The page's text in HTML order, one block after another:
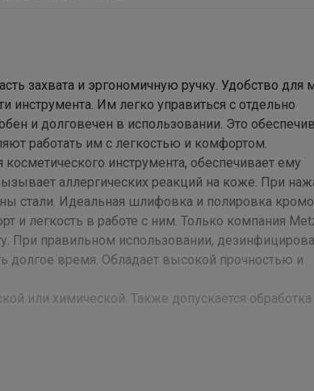
захвата и эргономичную ручку. Удобство для
инструмента. Им легко управиться с отдельно
и долговечен в использовании. Это
работать им с легкостью и комфортом.
инструмента, обеспечивает ему
аллергических реакций на коже. При
стали. Идеальная шлифовка и полировка
и легкость в работе с ним. Только компания
При правильном использовании,
долгое время. Обладает высокой прочностью и
или химической. Также допускается обработка
в рамках мероприятий по продвижению и